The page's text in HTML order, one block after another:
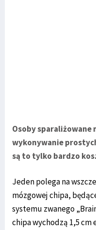
Osoby sparaliżowane
wykonywanie
są to tylko bardzo
Jeden polega na
mózgowej chipa,
systemu zwanego
chipa wychodzą 1,5 cm